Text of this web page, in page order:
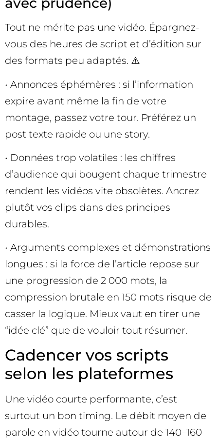
Tout ne mérite pas une vidéo. Épargnez-
vous des heures de script et d’édition sur
des formats peu adaptés. ⚠️
• Annonces éphémères : si l’information
expire avant même la fin de votre
montage, passez votre tour. Préférez un
post texte rapide ou une story.
• Données trop volatiles : les chiffres
d’audience qui bougent chaque trimestre
rendent les vidéos vite obsolètes. Ancrez
plutôt vos clips dans des principes
durables.
• Arguments complexes et démonstrations
longues : si la force de l’article repose sur
une progression de 2 000 mots, la
compression brutale en 150 mots risque de
casser la logique. Mieux vaut en tirer une
“idée clé” que de vouloir tout résumer.
Cadencer vos scripts
selon les plateformes
Une vidéo courte performante, c’est
surtout un bon timing. Le débit moyen de
parole en vidéo tourne autour de 140–160